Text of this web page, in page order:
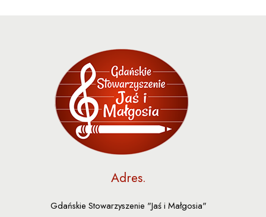
Adres
Gdańskie Stowarzyszenie "Jaś i Małgosia"